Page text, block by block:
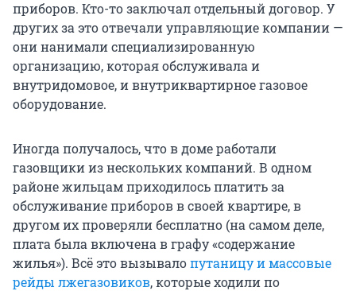
приборов. Кто-то заключал отдельный договор. У
других за это отвечали управляющие компании —
они нанимали специализированную
организацию, которая обслуживала и
внутридомовое, и внутриквартирное газовое
оборудование.
Иногда получалось, что в доме работали
газовщики из нескольких компаний. В одном
районе жильцам приходилось платить за
обслуживание приборов в своей квартире, в
другом их проверяли бесплатно (на самом деле,
плата была включена в графу «содержание
жилья»). Всё это вызывалопутаницу и массовые
рейды лжегазовиков, которые ходили по